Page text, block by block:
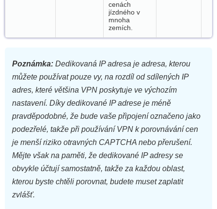
cenách
jízdného v
mnoha
zemích.
Poznámka: Dedikovaná IP adresa je adresa, kterou
můžete používat pouze vy, na rozdíl od sdílených IP
adres, které většina VPN poskytuje ve výchozím
nastavení. Díky dedikované IP adrese je méně
pravděpodobné, že bude vaše připojení označeno jako
podezřelé, takže při používání VPN k porovnávání cen
je menší riziko otravných CAPTCHA nebo přerušení.
Mějte však na paměti, že dedikované IP adresy se
obvykle účtují samostatně, takže za každou oblast,
kterou byste chtěli porovnat, budete muset zaplatit
zvlášť.